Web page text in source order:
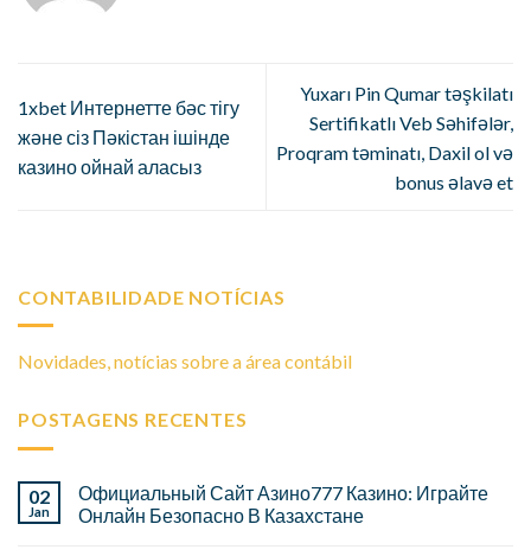
1xbet Интернетте бәс тігу
және сіз Пәкістан ішінде
казино ойнай аласыз
Yuxarı Pin Qumar təşkilatı
Sertifikatlı Veb Səhifələr,
Proqram təminatı, Daxil ol və
bonus əlavə et
CONTABILIDADE NOTÍCIAS
Novidades, notícias sobre a área contábil
POSTAGENS RECENTES
02
Jan
Официальный Сайт Азино777 Казино: Играйте
Онлайн Безопасно В Казахстане